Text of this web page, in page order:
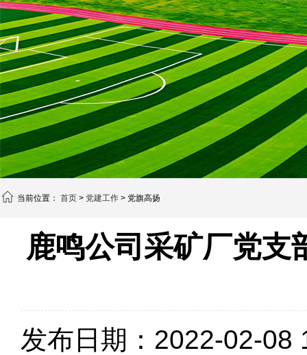
当前位置： 首页 > 党建工作 > 党旗高扬
鹿鸣公司采矿厂党支
发布日期：2022-02-08